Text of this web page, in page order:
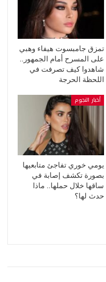
تمزق جامبسوت هيفاء وهبي
على المسرح أمام الجمهور..
شاهدوا كيف تصرفت في
اللحظة الحرجة
أخبار النجوم
يومي خوري تفاجئ متابعيها
بصورة تكشف إصابة في
ساقها خلال حملها.. ماذا
حدث لها؟